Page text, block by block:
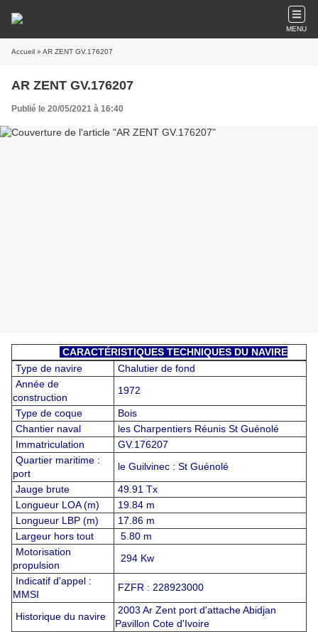
MENU
Accueil » AR ZENT GV.176207
AR ZENT GV.176207
Publié le 20/05/2021 à 16:40
CARACTÉRISTIQUES TECHNIQUES DU NAVIRE
Type de navire
Chalutier de fond
Année de
construction
1972
Type de coque
Bois
Chantier naval
les Charpentiers Réunis St Guénolé
Immatriculation
GV.176207
Quartier maritime :
port
le Guilvinec : St Guénolé
Jauge brute
49.91 Tx
Longueur LOA (m)
19.84 m
Longueur LBP (m)
17.86 m
Largeur hors tout
5.80 m
Motorisation
propulsion
294 Kw
Indicatif d'appel :
MMSI
FZFR : 228923000
Historique du navire
2003 Ar Zent port d'attache Abidjan
Pavillon Cote d'Ivoire